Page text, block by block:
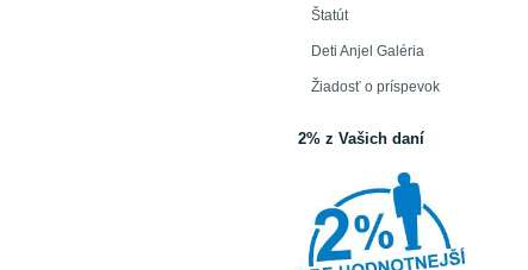
Štatút
Deti Anjel Galéria
Žiadosť o príspevok
2% z Vašich daní